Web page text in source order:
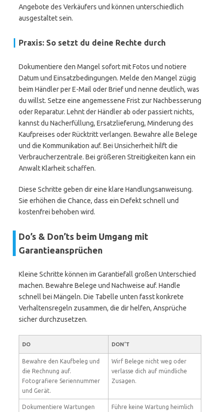
Angebote des Verkäufers und können unterschiedlich
ausgestaltet sein.
Praxis: So setzt du deine Rechte durch
Dokumentiere den Mangel sofort mit Fotos und notiere
Datum und Einsatzbedingungen. Melde den Mangel zügig
beim Händler per E-Mail oder Brief und nenne deutlich, was
du willst. Setze eine angemessene Frist zur Nachbesserung
oder Reparatur. Lehnt der Händler ab oder passiert nichts,
kannst du Nacherfüllung, Ersatzlieferung, Minderung des
Kaufpreises oder Rücktritt verlangen. Bewahre alle Belege
und die Kommunikation auf. Bei Unsicherheit hilft die
Verbraucherzentrale. Bei größeren Streitigkeiten kann ein
Anwalt Klarheit schaffen.
Diese Schritte geben dir eine klare Handlungsanweisung.
Sie erhöhen die Chance, dass ein Defekt schnell und
kostenfrei behoben wird.
Do’s & Don’ts beim Umgang mit
Garantieansprüchen
Kleine Schritte können im Garantiefall großen Unterschied
machen. Bewahre Belege und Nachweise auf. Handle
schnell bei Mängeln. Die Tabelle unten fasst konkrete
Verhaltensregeln zusammen, die dir helfen, Ansprüche
sicher durchzusetzen.
DO DON’T
Bewahre den Kaufbeleg und
die Rechnung auf.
Fotografiere Seriennummer
und Gerät.
Wirf Belege nicht weg oder
verlasse dich auf mündliche
Zusagen.
Dokumentiere Wartungen
Führe keine Wartung heimlich